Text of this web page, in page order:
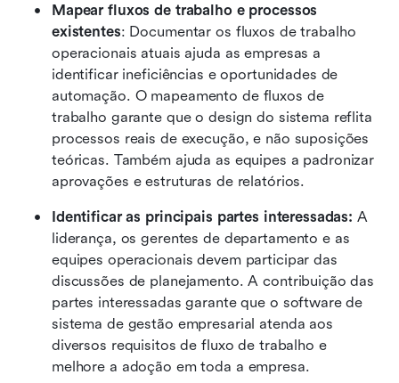
Mapear fluxos de trabalho e processos
existentes: Documentar os fluxos de trabalho
operacionais atuais ajuda as empresas a
identificar ineficiências e oportunidades de
automação. O mapeamento de fluxos de
trabalho garante que o design do sistema reflita
processos reais de execução, e não suposições
teóricas. Também ajuda as equipes a padronizar
aprovações e estruturas de relatórios.
Identificar as principais partes interessadas: A
liderança, os gerentes de departamento e as
equipes operacionais devem participar das
discussões de planejamento. A contribuição das
partes interessadas garante que o software de
sistema de gestão empresarial atenda aos
diversos requisitos de fluxo de trabalho e
melhore a adoção em toda a empresa.